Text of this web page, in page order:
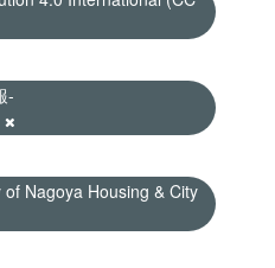
-
Nagoya Housing & City